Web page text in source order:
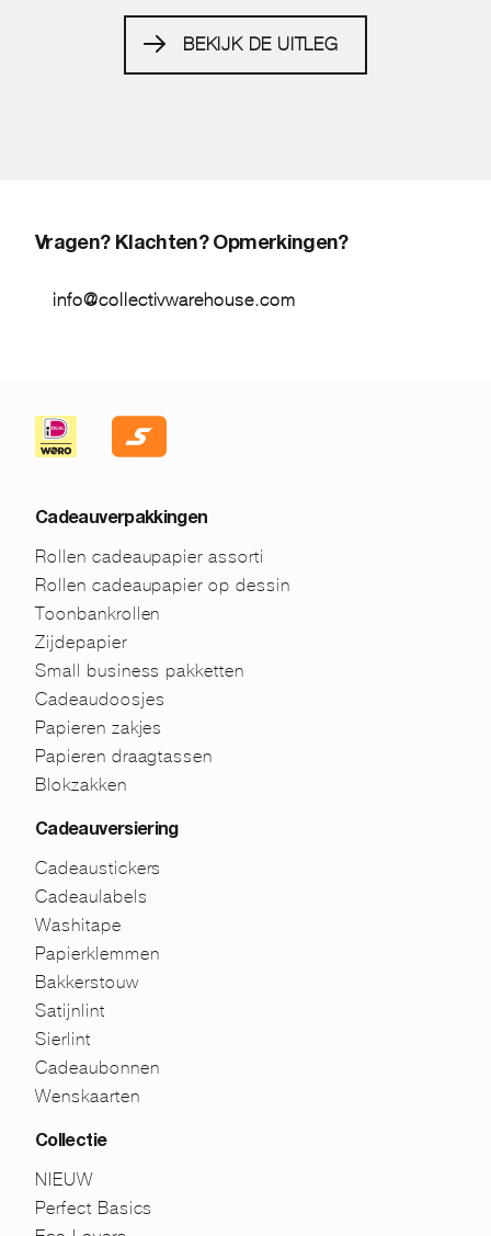
BEKIJK DE UITLEG
Vragen? Klachten? Opmerkingen?
info@collectivwarehouse.com
Cadeauverpakkingen
Rollen cadeaupapier assorti
Rollen cadeaupapier op dessin
Toonbankrollen
Zijdepapier
Small business pakketten
Cadeaudoosjes
Papieren zakjes
Papieren draagtassen
Blokzakken
Cadeauversiering
Cadeaustickers
Cadeaulabels
Washitape
Papierklemmen
Bakkerstouw
Satijnlint
Sierlint
Cadeaubonnen
Wenskaarten
Collectie
NIEUW
Perfect Basics